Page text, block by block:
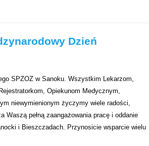
Dzień
SPZOZ w Sanoku. Wszystkim Lekarzom,
Opiekunom Medycznym,
niewymienionym życzymy wiele radości,
Waszą pełną zaangażowania pracę i oddanie
i Bieszczadach. Przynosicie wsparcie wielu